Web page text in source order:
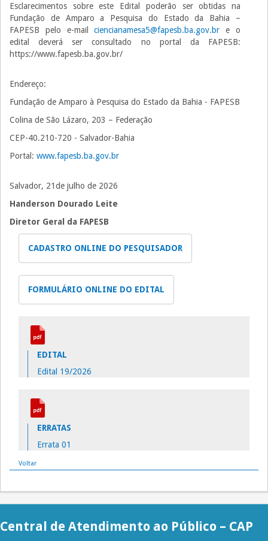
Esclarecimentos sobre este Edital poderão ser obtidas na
Fundação de Amparo a Pesquisa do Estado da Bahia –
FAPESB pelo e-mailciencianamesa5@fapesb.ba.gov.br e o
edital deverá ser consultado no portal da FAPESB:
https://www.fapesb.ba.gov.br/
Endereço:
Fundação de Amparo à Pesquisa do Estado da Bahia - FAPESB
Colina de São Lázaro, 203 – Federação
CEP-40.210-720 - Salvador-Bahia
Portal: www.fapesb.ba.gov.br
Salvador, 21de julho de 2026
Handerson Dourado Leite
Diretor Geral da FAPESB
CADASTRO ONLINE DO PESQUISADOR
FORMULÁRIO ONLINE DO EDITAL
EDITAL
Edital 19/2026
ERRATAS
Errata 01
Voltar
Central de Atendimento ao Público – CAP